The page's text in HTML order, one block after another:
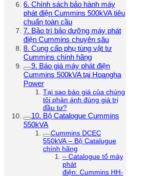
6. Chính sách bảo hành máy
phát điện Cummins 500kVA tiêu
chuẩn toàn cầu
7. Bảo trì bảo dưỡng máy phát
điện Cummins chuyên sâu
8. Cung cấp phụ tùng vật tư
Cummins chính hãng
9. Báo giá máy phát điện
Cummins 500kVA tại Hoangha
Power
Tại sao báo giá của chúng
tôi phản ánh đúng giá trị
đầu tư?
10. Bộ Catalogue Cummins
550kVA
Cummins DCEC
550kVA – Bộ Catalugue
chính hãng
– Catalogue tổ máy
phát
điện: Cummins HH-